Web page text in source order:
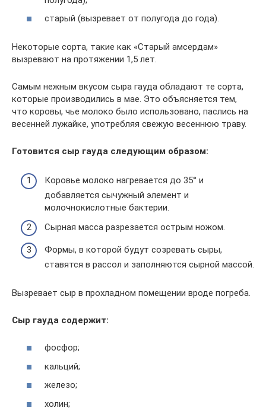
старый (вызревает от полугода до года).
Некоторые сорта, такие как «Старый амсердам»
вызревают на протяжении 1,5 лет.
Самым нежным вкусом сыра гауда обладают те сорта,
которые производились в мае. Это объясняется тем,
что коровы, чье молоко было использовано, паслись на
весенней лужайке, употребляя свежую весеннюю траву.
Готовится сыр гауда следующим образом:
Коровье молоко нагревается до 35° и
добавляется сычужный элемент и
молочнокислотные бактерии.
Сырная масса разрезается острым ножом.
Формы, в которой будут созревать сыры,
ставятся в рассол и заполняются сырной массой.
Вызревает сыр в прохладном помещении вроде погреба.
Сыр гауда содержит:
фосфор;
кальций;
железо;
холин;